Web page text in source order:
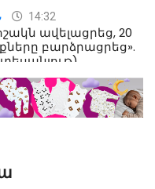
14:32
ավելացրեց, 20
բարձրացրեց».
10:52
փոխարեն